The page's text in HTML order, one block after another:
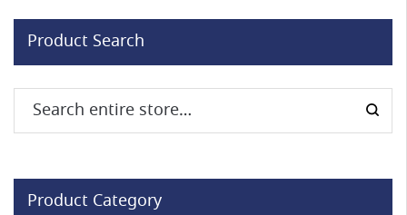
Product Search
Product Category